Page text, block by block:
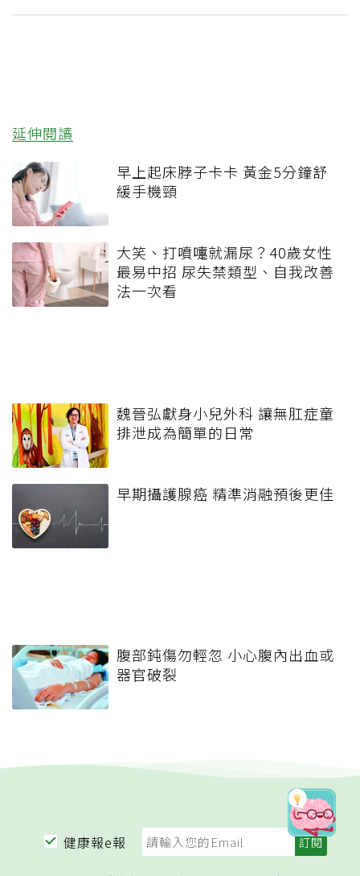
延伸閱讀
早上起床脖子卡卡 黃金5分鐘舒
緩手機頸
大笑、打噴嚏就漏尿？40歲女性
最易中招 尿失禁類型、自我改善
法一次看
魏晉弘獻身小兒外科 讓無肛症童
排泄成為簡單的日常
早期攝護腺癌 精準消融預後更佳
腹部鈍傷勿輕忽 小心腹內出血或
器官破裂
健康報e報